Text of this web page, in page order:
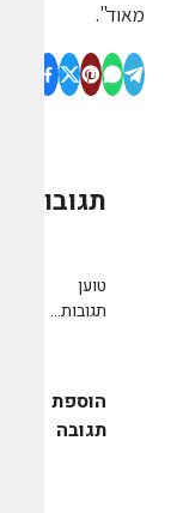
מאוד".
תגובות
טוען
תגובות...
הוספת
תגובה